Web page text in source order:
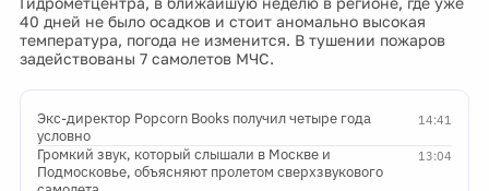
40 дней не было осадков и стоит аномально высокая
температура, погода не изменится. В тушении пожаров
задействованы 7 самолетов МЧС.
14:41
Экс-директор Popcorn Books получил четыре года
условно
13:04
Громкий звук, который слышали в Москве и
Подмосковье, объясняют пролетом сверхзвукового